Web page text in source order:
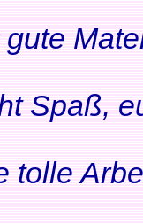
Spaß,
tolle